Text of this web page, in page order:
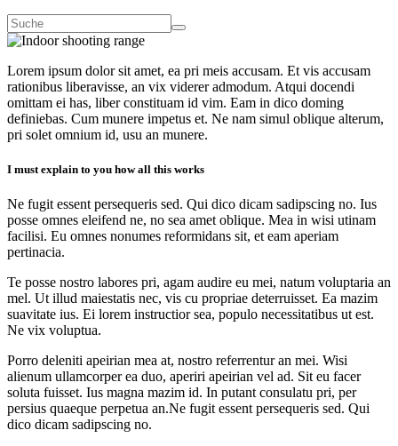
Lorem ipsum dolor sit amet, ea pri meis accusam. Et vis accusam
rationibus liberavisse, an vix viderer admodum. Atqui docendi
omittam ei has, liber constituam id vim. Eam in dico doming
definiebas. Cum munere impetus et. Ne nam simul oblique alterum,
pri solet omnium id, usu an munere.
I must explain to you how all this works
Ne fugit essent persequeris sed. Qui dico dicam sadipscing no. Ius
posse omnes eleifend ne, no sea amet oblique. Mea in wisi utinam
facilisi. Eu omnes nonumes reformidans sit, et eam aperiam
pertinacia.
Te posse nostro labores pri, agam audire eu mei, natum voluptaria an
mel. Ut illud maiestatis nec, vis cu propriae deterruisset. Ea mazim
suavitate ius. Ei lorem instructior sea, populo necessitatibus ut est.
Ne vix voluptua.
Porro deleniti apeirian mea at, nostro referrentur an mei. Wisi
alienum ullamcorper ea duo, aperiri apeirian vel ad. Sit eu facer
soluta fuisset. Ius magna mazim id. In putant consulatu pri, per
persius quaeque perpetua an.Ne fugit essent persequeris sed. Qui
dico dicam sadipscing no.